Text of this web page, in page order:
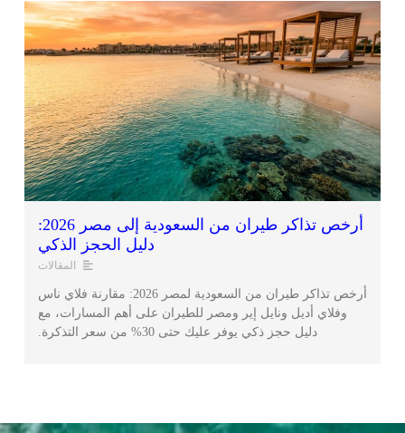
أرخص تذاكر طيران من السعودية إلى مصر 2026:
دليل الحجز الذكي
المقالات
أرخص تذاكر طيران من السعودية لمصر 2026: مقارنة فلاي ناس
وفلاي أديل ونايل إير ومصر للطيران على أهم المسارات، مع
دليل حجز ذكي يوفر عليك حتى 30% من سعر التذكرة.